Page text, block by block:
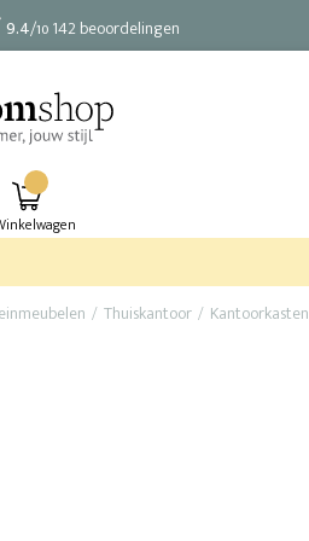
9.4/10 142 beoordelingen
Thuiskantoor Kantoorkasten